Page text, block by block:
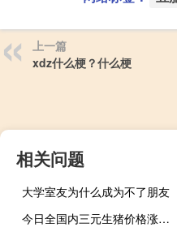
上一篇
xdz什么梗？什么梗
相关问题
大学室友为什么成为不了朋友
今日全国内三元生猪价格涨跌情况一览